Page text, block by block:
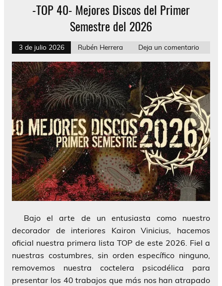
-TOP 40- Mejores Discos del Primer
Semestre del 2026
3 de julio 2026 Rubén Herrera Deja un comentario
Bajo el arte de un entusiasta como nuestro
decorador de interiores Kairon Vinicius, hacemos
oficial nuestra primera lista TOP de este 2026. Fiel a
nuestras costumbres, sin orden específico ninguno,
removemos nuestra coctelera psicodélica para
presentar los 40 trabajos que más nos han atrapado